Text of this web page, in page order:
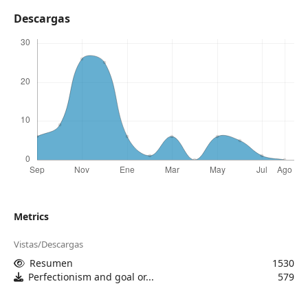
Descargas
Metrics
Vistas/Descargas
Resumen
1530
Perfectionism and goal or...
579